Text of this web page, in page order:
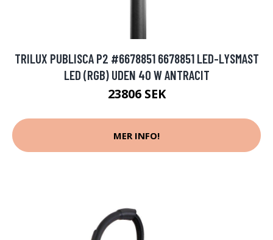
TRILUX PUBLISCA P2 #6678851 6678851 LED-LYSMAST
LED (RGB) UDEN 40 W ANTRACIT
23806 SEK
MER INFO!